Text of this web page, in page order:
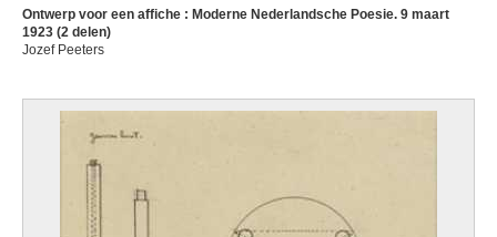
Ontwerp voor een affiche : Moderne Nederlandsche Poesie. 9 maart
1923 (2 delen)
Jozef Peeters